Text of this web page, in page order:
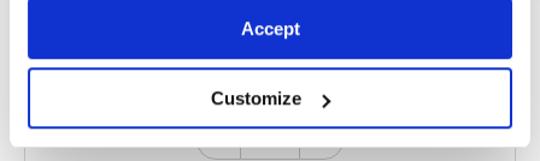
Accept
Customize
6.30 mm
16 Action
£9.50